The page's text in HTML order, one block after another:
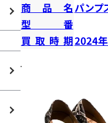
商品名パンプ
型番
買取時期2024